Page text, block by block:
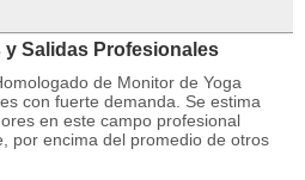
Salidas Profesionales
de Monitor de Yoga
con fuerte demanda. Se estima
en este campo profesional
por encima del promedio de otros